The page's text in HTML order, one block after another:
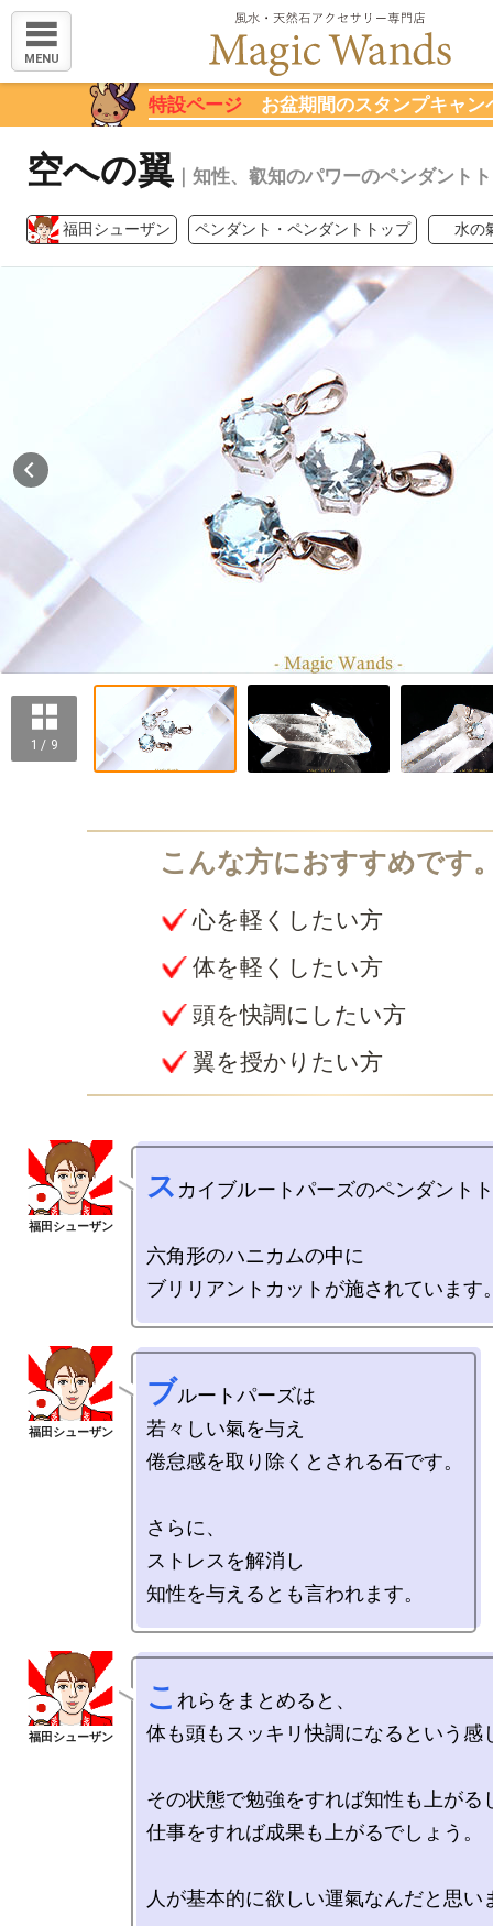
MENU
特設ページ お盆期間のスタンプキャン
空への翼 ｜知性、叡知のパワーのペンダント
福田シューザン ペンダント・ペンダントトップ 水の
1 / 9
心を軽くしたい方
体を軽くしたい方
頭を快調にしたい方
翼を授かりたい方
ス カイブルートパーズのペンダント
六角形のハニカムの中に
ブルートパーズは
若々しい氣を与え
倦怠感を取り除くとされる石です。
さらに、
ストレスを解消し
こ れらをまとめると、
体も頭もスッキリ快調になるという感
その状態で勉強をすれば知性も上がる
仕事をすれば成果も上がるでしょう。